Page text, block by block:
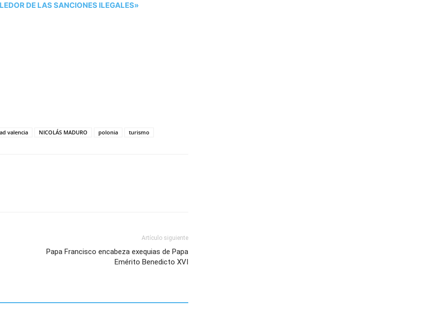
DE LAS SANCIONES ILEGALES»
valencia NICOLÁS MADURO polonia turismo
Artículo siguiente
Papa Francisco encabeza exequias de Papa
Emérito Benedicto XVI